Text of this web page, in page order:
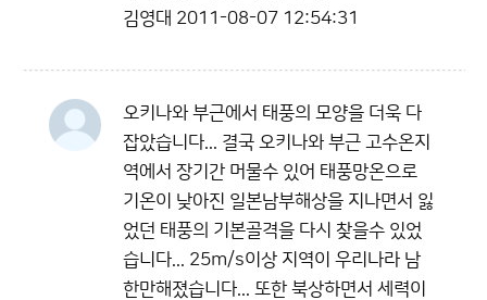
김영대 2011-08-07 12:54:31
오키나와 부근에서 태풍의 모양을 더욱 다
잡았습니다... 결국 오키나와 부근 고수온지
역에서 장기간 머물수 있어 태풍망온으로
기온이 낮아진 일본남부해상을 지나면서 잃
었던 태풍의 기본골격을 다시 찾을수 있었
습니다... 25m/s이상 지역이 우리나라 남
한만해졌습니다... 또한 북상하면서 세력이